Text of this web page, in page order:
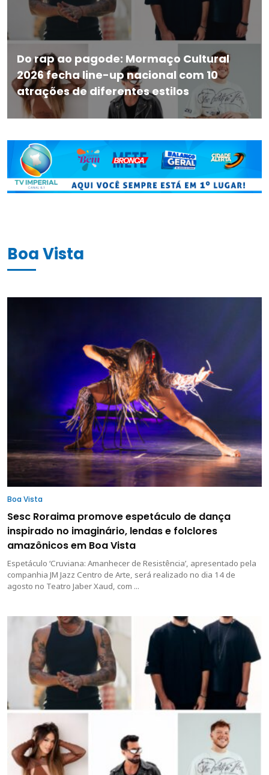
Do rap ao pagode: Mormaço Cultural
2026 fecha line-up nacional com 10
atrações de diferentes estilos
Boa Vista
Boa Vista
Sesc Roraima promove espetáculo de dança
inspirado no imaginário, lendas e folclores
amazônicos em Boa Vista
Espetáculo ‘Cruviana: Amanhecer de Resistência’, apresentado pela
companhia JM Jazz Centro de Arte, será realizado no dia 14 de
agosto no Teatro Jaber Xaud, com ...